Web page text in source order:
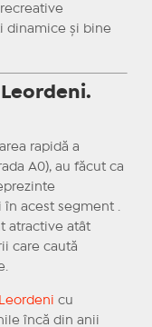
dinamice și bine
rapidă a
A0), au făcut ca
acest segment .
atractive atât
care caută
cu
încă din anii